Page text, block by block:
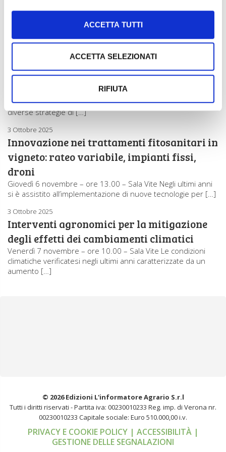
ACCETTA TUTTI
ACCETTA SELEZIONATI
RIFIUTA
Mercoledì 5 novembre – ore 10.00 – Sala Vite Cambiamenti
climatici e riduzione della disponibilità di insetticidi a seguito
di Planococcus ficus
Giovedì 6 novembre – ore 10.00 – Sala Vite L’incremento
della biodiversità vegetale negli interfilari ottenuta attraverso
diverse strategie di […]
3 Ottobre 2025
Innovazione nei trattamenti fitosanitari in
vigneto: rateo variabile, impianti fissi,
droni
Giovedì 6 novembre – ore 13.00 – Sala Vite Negli ultimi anni
si è assistito all’implementazione di nuove tecnologie per […]
3 Ottobre 2025
Interventi agronomici per la mitigazione
degli effetti dei cambiamenti climatici
Venerdì 7 novembre – ore 10.00 – Sala Vite Le condizioni
climatiche verificatesi negli ultimi anni caratterizzate da un
aumento […]
© 2026 Edizioni L'informatore Agrario S.r.l
Tutti i diritti riservati -Partita iva: 00230010233 Reg. imp. di Verona nr.
00230010233 Capitale sociale: Euro 510.000,00 i.v.
PRIVACY E COOKIE POLICY | ACCESSIBILITÀ |
GESTIONE DELLE SEGNALAZIONI